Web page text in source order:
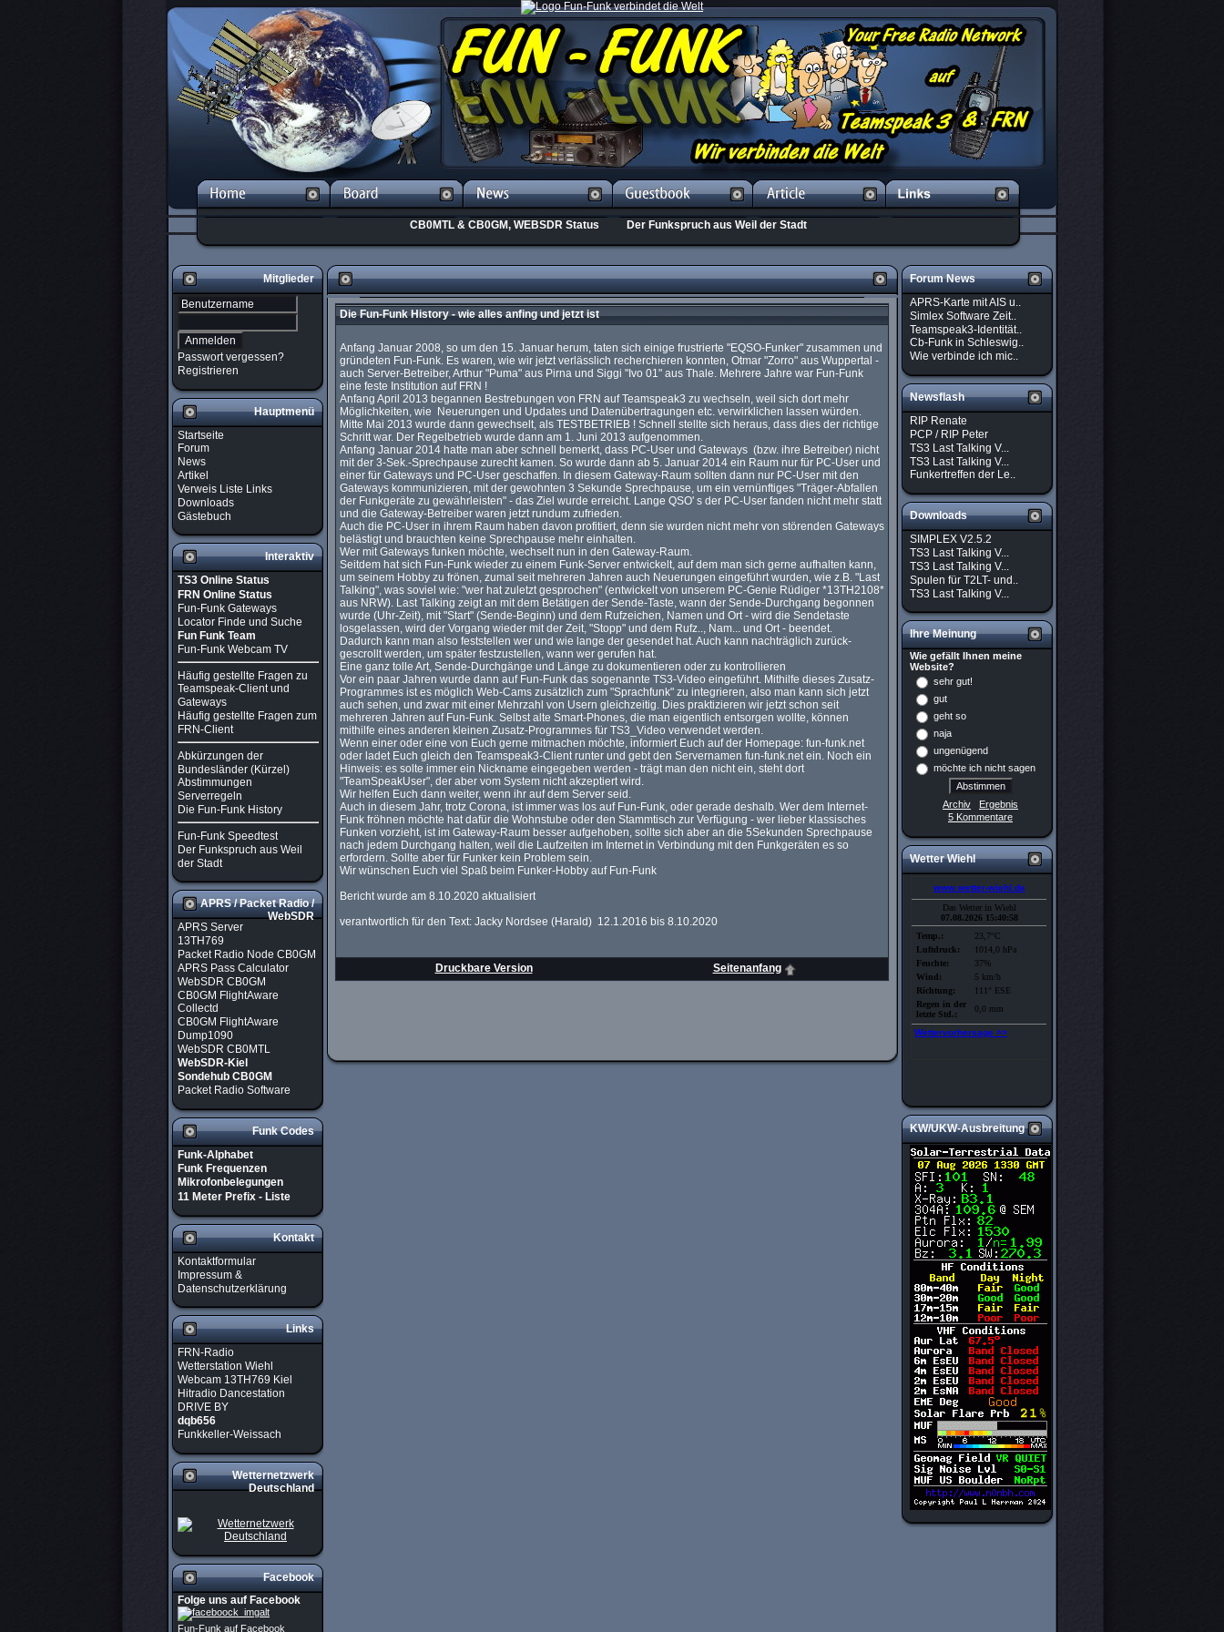
CB0MTL & CB0GM, WEBSDR Status Der Funkspruch aus Weil der Stadt
Mitglieder
Passwort vergessen?
Registrieren
Hauptmenü
Startseite
Forum
News
Artikel
Verweis Liste Links
Downloads
Gästebuch
Interaktiv
TS3 Online Status
FRN Online Status
Fun-Funk Gateways
Locator Finde und Suche
Fun Funk Team
Fun-Funk Webcam TV
Häufig gestellte Fragen zu
Teamspeak-Client und
Gateways
Häufig gestellte Fragen zum
FRN-Client
Abkürzungen der
Bundesländer (Kürzel)
Abstimmungen
Serverregeln
Die Fun-Funk History
Fun-Funk Speedtest
Der Funkspruch aus Weil
der Stadt
APRS / Packet Radio /
WebSDR
APRS Server
13TH769
Packet Radio Node CB0GM
APRS Pass Calculator
WebSDR CB0GM
CB0GM FlightAware
Collectd
CB0GM FlightAware
Dump1090
WebSDR CB0MTL
WebSDR-Kiel
Sondehub CB0GM
Packet Radio Software
Funk Codes
Funk-Alphabet
Funk Frequenzen
Mikrofonbelegungen
11 Meter Prefix - Liste
Kontakt
Kontaktformular
Impressum &
Datenschutzerklärung
Links
FRN-Radio
Wetterstation Wiehl
Webcam 13TH769 Kiel
Hitradio Dancestation
DRIVE BY
dqb656
Funkkeller-Weissach
Wetternetzwerk
Deutschland
Facebook
Folge uns auf Facebook
Fun-Funk auf Facebook
Die Fun-Funk History - wie alles anfing und jetzt ist
Anfang Januar 2008, so um den 15. Januar herum, taten sich einige frustrierte "EQSO-Funker" zusammen und
gründeten Fun-Funk. Es waren, wie wir jetzt verlässlich recherchieren konnten, Otmar "Zorro" aus Wuppertal -
auch Server-Betreiber, Arthur "Puma" aus Pirna und Siggi "Ivo 01" aus Thale. Mehrere Jahre war Fun-Funk
eine feste Institution auf FRN !
Anfang April 2013 begannen Bestrebungen von FRN auf Teamspeak3 zu wechseln, weil sich dort mehr
Möglichkeiten, wie Neuerungen und Updates und Datenübertragungen etc. verwirklichen lassen würden.
Mitte Mai 2013 wurde dann gewechselt, als TESTBETRIEB ! Schnell stellte sich heraus, dass dies der richtige
Schritt war. Der Regelbetrieb wurde dann am 1. Juni 2013 aufgenommen.
Anfang Januar 2014 hatte man aber schnell bemerkt, dass PC-User und Gateways (bzw. ihre Betreiber) nicht
mit der 3-Sek.-Sprechpause zurecht kamen. So wurde dann ab 5. Januar 2014 ein Raum nur für PC-User und
einer für Gateways und PC-User geschaffen. In diesem Gateway-Raum sollten dann nur PC-User mit den
Gateways kommunizieren, mit der gewohnten 3 Sekunde Sprechpause, um ein vernünftiges "Träger-Abfallen
der Funkgeräte zu gewährleisten" - das Ziel wurde erreicht. Lange QSO' s der PC-User fanden nicht mehr statt
und die Gateway-Betreiber waren jetzt rundum zufrieden.
Auch die PC-User in ihrem Raum haben davon profitiert, denn sie wurden nicht mehr von störenden Gateways
belästigt und brauchten keine Sprechpause mehr einhalten.
Wer mit Gateways funken möchte, wechselt nun in den Gateway-Raum.
Seitdem hat sich Fun-Funk wieder zu einem Funk-Server entwickelt, auf dem man sich gerne aufhalten kann,
um seinem Hobby zu frönen, zumal seit mehreren Jahren auch Neuerungen eingeführt wurden, wie z.B. "Last
Talking", was soviel wie: "wer hat zuletzt gesprochen" (entwickelt von unserem PC-Genie Rüdiger *13TH2108*
aus NRW). Last Talking zeigt an mit dem Betätigen der Sende-Taste, wann der Sende-Durchgang begonnen
wurde (Uhr-Zeit), mit "Start" (Sende-Beginn) und dem Rufzeichen, Namen und Ort - wird die Sendetaste
losgelassen, wird der Vorgang wieder mit der Zeit, "Stopp" und dem Rufz.., Nam... und Ort - beendet.
Dadurch kann man also feststellen wer und wie lange der gesendet hat. Auch kann nachträglich zurück-
gescrollt werden, um später festzustellen, wann wer gerufen hat.
Eine ganz tolle Art, Sende-Durchgänge und Länge zu dokumentieren oder zu kontrollieren
Vor ein paar Jahren wurde dann auf Fun-Funk das sogenannte TS3-Video eingeführt. Mithilfe dieses Zusatz-
Programmes ist es möglich Web-Cams zusätzlich zum "Sprachfunk" zu integrieren, also man kann sich jetzt
auch sehen, und zwar mit einer Mehrzahl von Usern gleichzeitig. Dies praktizieren wir jetzt schon seit
mehreren Jahren auf Fun-Funk. Selbst alte Smart-Phones, die man eigentlich entsorgen wollte, können
mithilfe eines anderen kleinen Zusatz-Programmes für TS3_Video verwendet werden.
Wenn einer oder eine von Euch gerne mitmachen möchte, informiert Euch auf der Homepage: fun-funk.net
oder ladet Euch gleich den Teamspeak3-Client runter und gebt den Servernamen fun-funk.net ein. Noch ein
Hinweis: es solte immer ein Nickname eingegeben werden - trägt man den nicht ein, steht dort
"TeamSpeakUser", der aber vom System nicht akzeptiert wird.
Wir helfen Euch dann weiter, wenn ihr auf dem Server seid.
Auch in diesem Jahr, trotz Corona, ist immer was los auf Fun-Funk, oder gerade deshalb. Wer dem Internet-
Funk fröhnen möchte hat dafür die Wohnstube oder den Stammtisch zur Verfügung - wer lieber klassisches
Funken vorzieht, ist im Gateway-Raum besser aufgehoben, sollte sich aber an die 5Sekunden Sprechpause
nach jedem Durchgang halten, weil die Laufzeiten im Internet in Verbindung mit den Funkgeräten es so
erfordern. Sollte aber für Funker kein Problem sein.
Wir wünschen Euch viel Spaß beim Funker-Hobby auf Fun-Funk
Bericht wurde am 8.10.2020 aktualisiert
verantwortlich für den Text: Jacky Nordsee (Harald) 12.1.2016 bis 8.10.2020
Druckbare Version Seitenanfang
Forum News
APRS-Karte mit AIS u..
Simlex Software Zeit..
Teamspeak3-Identität..
Cb-Funk in Schleswig..
Wie verbinde ich mic..
Newsflash
RIP Renate
PCP / RIP Peter
TS3 Last Talking V...
TS3 Last Talking V...
Funkertreffen der Le..
Downloads
SIMPLEX V2.5.2
TS3 Last Talking V...
TS3 Last Talking V...
Spulen für T2LT- und..
TS3 Last Talking V...
Ihre Meinung
Wie gefällt Ihnen meine
Website?
sehr gut!
gut
geht so
naja
ungenügend
möchte ich nicht sagen
Archiv
Ergebnis
5 Kommentare
Wetter Wiehl
KW/UKW-Ausbreitung